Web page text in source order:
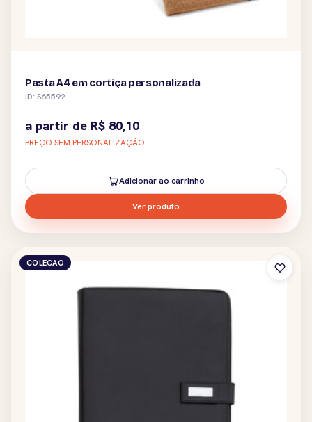
Pasta A4 em cortiça personalizada
ID: S65592
a partir de R$ 80,10
PREÇO SEM PERSONALIZAÇÃO
Adicionar ao carrinho
Ver produto
COLECAO